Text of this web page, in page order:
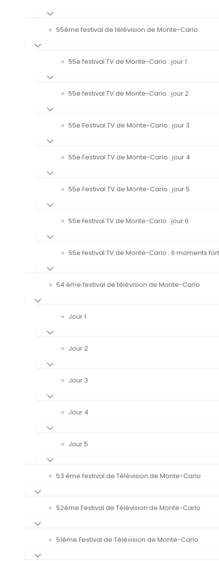
55ème festival de télévision de Monte-Carlo
55e festival TV de Monte-Carlo : jour 1
55e festival TV de Monte-Carlo : jour 2
55e Festival TV de Monte-Carlo : jour 3
55e Festival TV de Monte-Carlo : jour 4
55e Festival TV de Monte-Carlo : jour 5
55e festival TV de Monte-Carlo : jour 6
55e festival TV de Monte-Carlo : 6 moments
54 ème festival de télévision de Monte-Carlo
Jour 1
Jour 2
Jour 3
Jour 4
Jour 5
53 ème festival de Télévision de Monte-Carlo
52ème Festival de Télévision de Monte-Carlo
51ème Festival de Télévision de Monte-Carlo